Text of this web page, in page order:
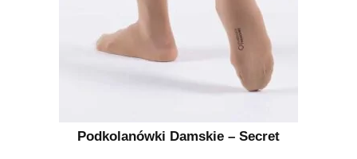
Podkolanówki Damskie – Secret